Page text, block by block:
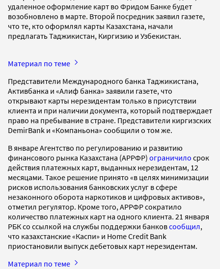
удаленное оформление карт во Фридом Банке будет
возобновлено в марте. Второй посредник заявил газете,
что те, кто оформлял карты Казахстана, начали
предлагать Таджикистан, Киргизию и Узбекистан.
Материал по теме
Представители Международного банка Таджикистана,
Активбанка и «Алиф банка» заявили газете, что
открывают карты нерезидентам только в присутствии
клиента и при наличии документа, который подтверждает
право на пребывание в стране. Представители киргизских
DemirBank и «Компаньона» сообщили о том же.
В январе Агентство по регулированию и развитию
финансового рынка Казахстана (АРРФР) ограничило срок
действия платежных карт, выданных нерезидентам, 12
месяцами. Такое решение принято «в целях минимизации
рисков использования банковских услуг в сфере
незаконного оборота наркотиков и цифровых активов»,
отметил регулятор. Кроме того, АРРФР сократило
количество платежных карт на одного клиента. 21 января
РБК со ссылкой на службы поддержки банковсообщил,
что казахстанские «Каспи» и Home Credit Bank
приостановили выпуск дебетовых карт нерезидентам.
Материал по теме